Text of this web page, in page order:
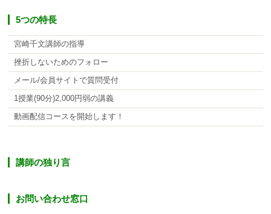
5つの特長
宮崎千文講師の指導
挫折しないためのフォロー
メール/会員サイトで質問受付
1授業(90分)2,000円弱の講義
動画配信コースを開始します！
講師の独り言
お問い合わせ窓口